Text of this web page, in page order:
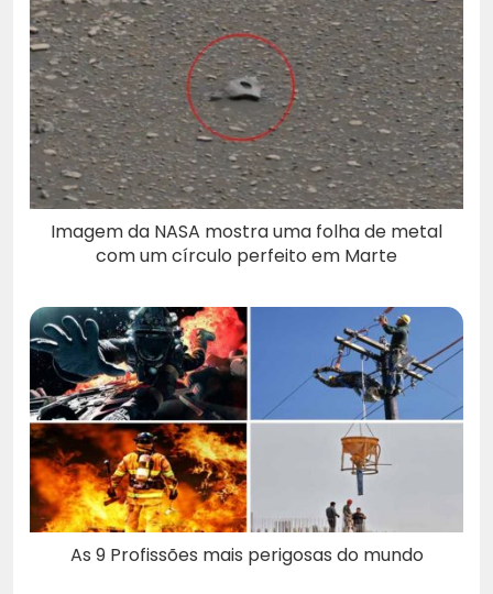
Imagem da NASA mostra uma folha de metal
com um círculo perfeito em Marte
As 9 Profissões mais perigosas do mundo